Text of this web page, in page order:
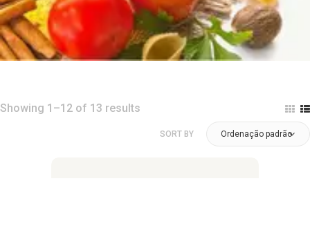
Showing 1–12 of 13 results
SORT BY Ordenação padrão